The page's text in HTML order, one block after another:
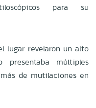
para su
lugar revelaron un alto
múltiples
de mutilaciones en